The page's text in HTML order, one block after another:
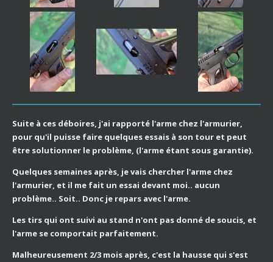
Suite à ces déboires, j'ai rapporté l'arme chez l'armurier,
pour qu'il puisse faire quelques essais à son tour et peut
être solutionner le problème, (l'arme étant sous garantie).
Quelques semaines après, je vais chercher l'arme chez
l'armurier, et il me fait un essai devant moi.. aucun
problème.. Soit.. Donc je repars avec l'arme.
Les tirs qui ont suivi au stand n'ont pas donné de soucis, et
l'arme se comportait parfaitement.
Malheureusement 2/3 mois après, c'est la hausse qui s'est